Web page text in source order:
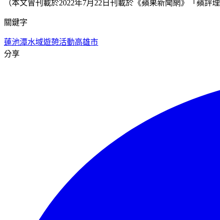
（本文曾刊載於2022年7月22日刊載於《蘋果新聞網》「蘋評
關鍵字
蓮池潭水域遊憩活動高雄市
分享